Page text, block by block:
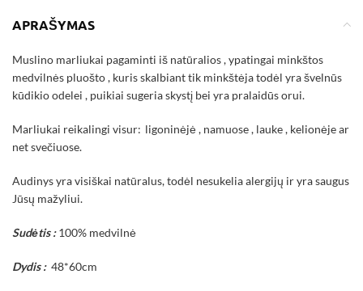
APRAŠYMAS
Muslino marliukai pagaminti iš natūralios , ypatingai minkštos
medvilnės pluošto , kuris skalbiant tik minkštėja todėl yra švelnūs
kūdikio odelei , puikiai sugeria skystį bei yra pralaidūs orui.
Marliukai reikalingi visur: ligoninėjė , namuose , lauke , kelionėje ar
net svečiuose.
Audinys yra visiškai natūralus, todėl nesukelia alergijų ir yra saugus
Jūsų mažyliui.
Sudėtis :100% medvilnė
Dydis : 48*60cm